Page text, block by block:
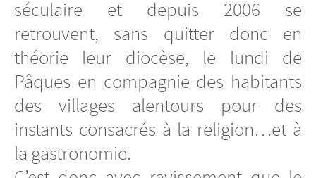
séculaire et depuis 2006 se
retrouvent, sans quitter donc en
théorie leur diocèse, le lundi de
Pâques en compagnie des habitants
des villages alentours pour des
instants consacrés à la religion…et à
la gastronomie.